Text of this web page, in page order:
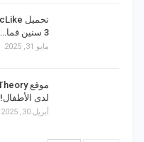
3 سنين فما…
مايو 31, 2025
لدى الأطفال!
أبريل 30, 2025